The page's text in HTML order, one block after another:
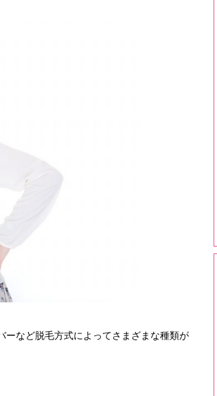
ーなど脱毛方式によってさまざまな種類が